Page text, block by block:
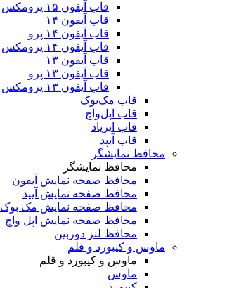
قاب آیفون ۱۵ پرومکس
قاب آیفون ۱۴
قاب آیفون ۱۴ پرو
قاب آیفون ۱۴ پرومکس
قاب آیفون ۱۳
قاب آیفون ۱۳ پرو
قاب آیفون ۱۳ پرومکس
قاب مک‌بوک
قاب اپل‌واچ
قاب ایرپاد
قاب آیپد
محافظ نمایشگر
محافظ نمایشگر
محافظ صفحه نمایش آیفون
محافظ صفحه نمایش آیپد
محافظ صفحه نمایش مک بوک
محافظ صفحه نمایش اپل واچ
محافظ لنز دوربین
ماوس و کیبورد و قلم
ماوس و کیبورد و قلم
ماوس